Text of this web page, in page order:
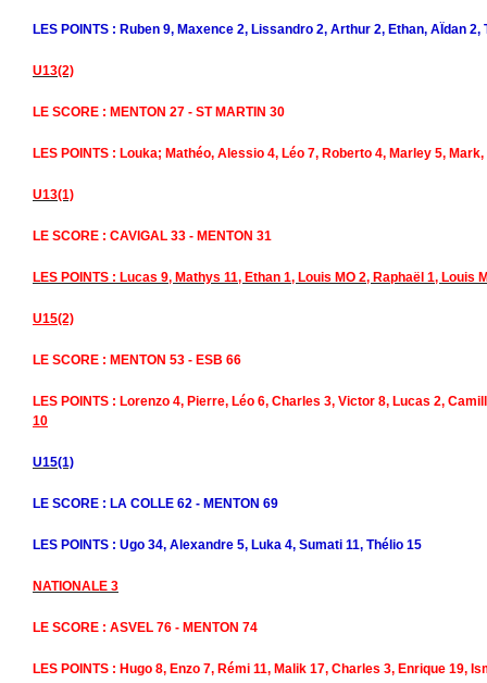
LES POINTS : Ruben 9, Maxence 2, Lissandro 2, Arthur 2, Ethan, AÏdan
U13(2)
LE SCORE : MENTON 27 - ST MARTIN 30
LES POINTS : Louka; Mathéo, Alessio 4, Léo 7, Roberto 4, Marley 5,
U13(1)
LE SCORE : CAVIGAL 33 - MENTON 31
LES POINTS : Lucas 9, Mathys 11, Ethan 1, Louis MO 2, Raphaël 1, Louis
U15(2)
LE SCORE : MENTON 53 - ESB 66
LES POINTS : Lorenzo 4, Pierre, Léo 6, Charles 3, Victor 8, Lucas 2,
10
U15(1)
LE SCORE : LA COLLE 62 - MENTON 69
LES POINTS : Ugo 34, Alexandre 5, Luka 4, Sumati 11, Thélio 15
NATIONALE 3
LE SCORE : ASVEL 76 - MENTON 74
LES POINTS : Hugo 8, Enzo 7, Rémi 11, Malik 17, Charles 3, Enrique 19,